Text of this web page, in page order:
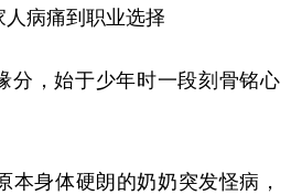
病痛到职业选择
，始于少年时一段刻骨铭心
身体硬朗的奶奶突发怪病，